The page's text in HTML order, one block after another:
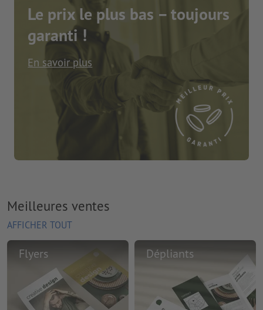
Le prix le plus bas – toujours
garanti !
En savoir plus
Meilleures ventes
AFFICHER TOUT
Flyers Dépliants